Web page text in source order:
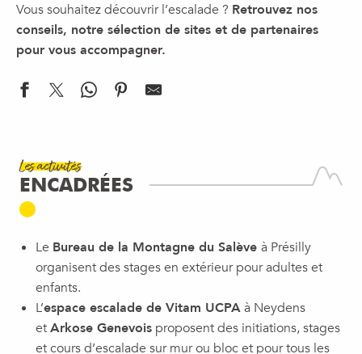
Vous souhaitez découvrir l’escalade ? Retrouvez nos
conseils, notre sélection de sites et de partenaires
pour vous accompagner.
Les activités
ENCADRÉES
Le Bureau de la Montagne du Salève à Présilly
organisent des stages en extérieur pour adultes et
enfants.
L’espace escalade de Vitam UCPAà Neydens
etArkose Genevois proposent des initiations, stages
et cours d’escalade sur mur ou bloc et pour tous les